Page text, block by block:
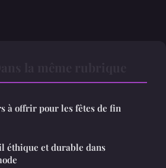
à offrir pour les fêtes de fin
éthique et durable dans